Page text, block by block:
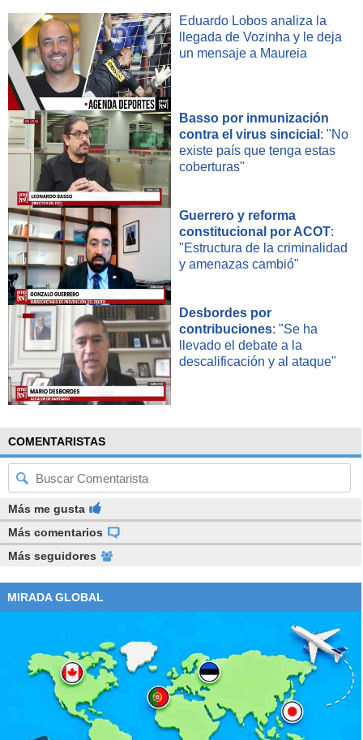
Eduardo Lobos analiza la
llegada de Vozinha y le deja
un mensaje a Maureia
Basso por inmunización
contra el virus sincicial : "No
existe país que tenga estas
coberturas"
Guerrero y reforma
constitucional por ACOT:
"Estructura de la criminalidad
y amenazas cambió"
Desbordes por
contribuciones: "Se ha
llevado el debate a la
descalificación y al ataque"
COMENTARISTAS
Más me gusta
Más comentarios
Más seguidores
MIRADA GLOBAL